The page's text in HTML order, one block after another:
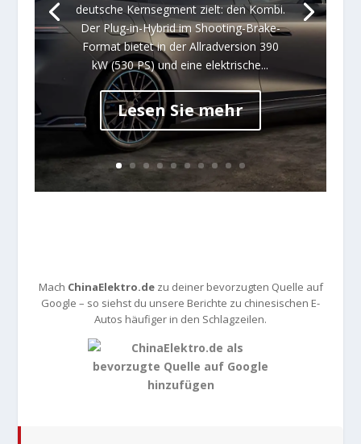
deutsche Kernsegment zielt: den Kombi.
Der Plug-in-Hybrid im Shooting-Brake-
Format bietet in der Allradversion 390
kW (530 PS) und eine elektrische...
Lesen Sie mehr
Mach ChinaElektro.dezu deiner bevorzugten Quelle auf
Google – so siehst du unsere Berichte zu chinesischen E-
Autos häufiger in den Schlagzeilen.